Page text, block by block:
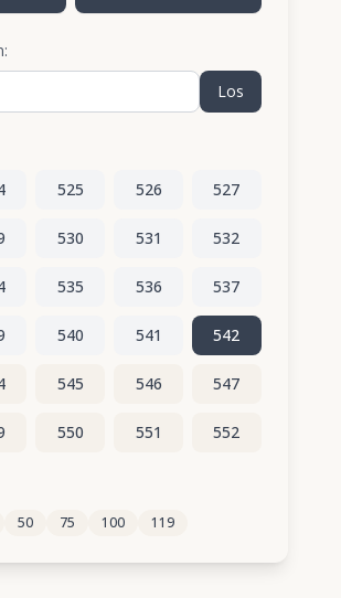
Los
525 526 527
530 531 532
535 536 537
540 541 542
545 546 547
550 551 552
560 561
50 75 100 119